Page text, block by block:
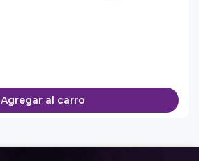
Agregar al carro